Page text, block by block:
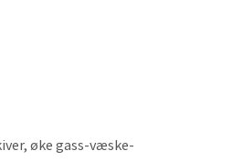
øke gass-væske-